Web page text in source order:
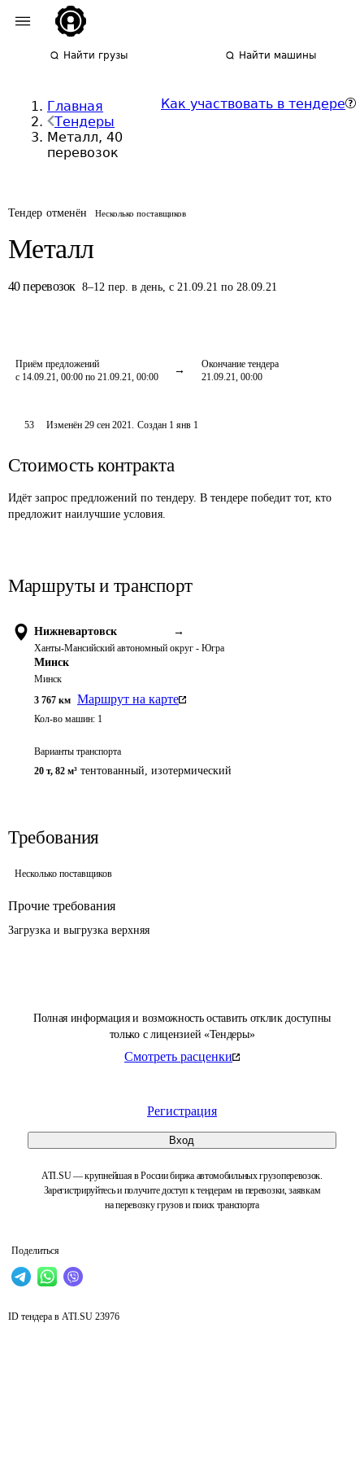
Найти грузы Найти машины
Главная
Тендеры
Металл, 40
перевозок
Как участвовать в тендере
Тендер отменён Несколько поставщиков
Металл
40 перевозок 8–12 пер. в день, с 21.09.21 по 28.09.21
Приём предложений
с 14.09.21, 00:00 по 21.09.21, 00:00
Окончание тендера
21.09.21, 00:00
Полная информация и возможность оставить отклик доступны
только с лицензией «Тендеры»
Смотреть расценки
Регистрация
Вход
ATI.SU — крупнейшая в России биржа автомобильных грузоперевозок.
Зарегистрируйтесь и получите доступ к тендерам на перевозки, заявкам
на перевозку грузов и поиск транспорта
Поделиться
53 Изменён29 сен 2021. Создан 1 янв 1
Стоимость контракта
Идёт запрос предложений по тендеру. В тендере победит тот, кто
предложит наилучшие условия.
Маршруты и транспорт
Нижневартовск →
Ханты-Мансийский автономный округ - Югра
Минск
Минск
3 767 км Маршрут на карте
Кол-во машин: 1
Варианты транспорта
20 т, 82 м³ тентованный, изотермический
Требования
Несколько поставщиков
Прочие требования
Загрузка и выгрузка верхняя
ID тендера в ATI.SU 23976